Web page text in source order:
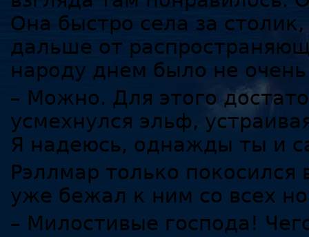
Она быстро села за
дальше от
народу днем было не
– Можно. Для этого
усмехнулся эльф,
Я надеюсь, однажды ты и
Рэллмар только
уже бежал к ним со всех
– Милостивые господа!